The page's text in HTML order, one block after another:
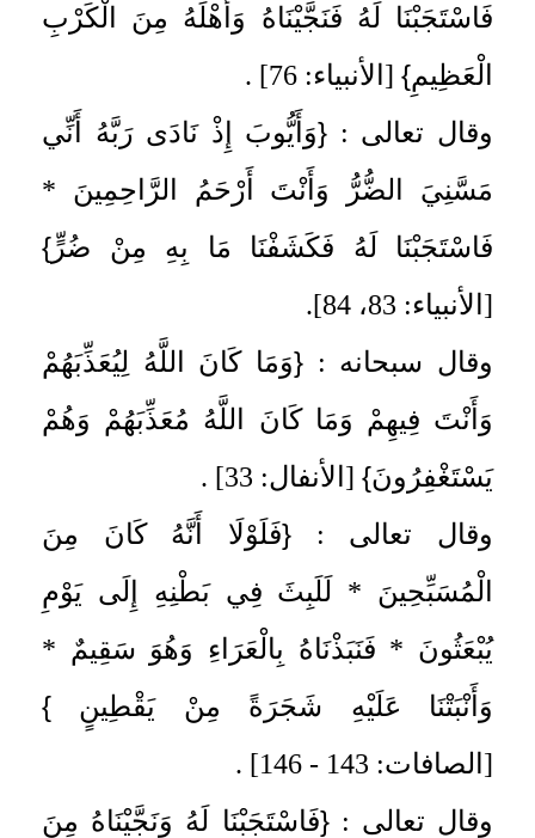
فَاسْتَجَبْنَا لَهُ فَنَجَّيْنَاهُ وَأَهْلَهُ مِنَ الْكَرْبِ
الْعَظِيمِ} [الأنبياء: 76] .
وقال تعالى : {وَأَيُّوبَ إِذْ نَادَى رَبَّهُ أَنِّي
مَسَّنِيَ الضُّرُّ وَأَنْتَ أَرْحَمُ الرَّاحِمِينَ *
فَاسْتَجَبْنَا لَهُ فَكَشَفْنَا مَا بِهِ مِنْ ضُرٍّ}
[الأنبياء: 83، 84].
وقال سبحانه : {وَمَا كَانَ اللَّهُ لِيُعَذِّبَهُمْ
وَأَنْتَ فِيهِمْ وَمَا كَانَ اللَّهُ مُعَذِّبَهُمْ وَهُمْ
يَسْتَغْفِرُونَ} [الأنفال: 33] .
وقال تعالى : {فَلَوْلَا أَنَّهُ كَانَ مِنَ
الْمُسَبِّحِينَ * لَلَبِثَ فِي بَطْنِهِ إِلَى يَوْمِ
يُبْعَثُونَ * فَنَبَذْنَاهُ بِالْعَرَاءِ وَهُوَ سَقِيمٌ *
وَأَنْبَتْنَا عَلَيْهِ شَجَرَةً مِنْ يَقْطِينٍ }
[الصافات: 143 - 146] .
وقال تعالى :{فَاسْتَجَبْنَا لَهُ وَنَجَّيْنَاهُ مِنَ